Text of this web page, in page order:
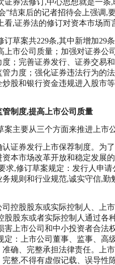
券法修订,中心思想就是一条
”结束后的记者招待会上强调,
看,证券法的修订对资本市场而
草案共229条,其中新增加29
上市公司质量；加强对证券公
度；完善证券发行、证券交易
力度；强化证券违法行为的
炒股和银行资金违规进入股市
制度,提高上市公司质量
主要从三个方面来推进上市
证券发行上市保荐制度。为
资本市场改革开放和稳定发展
求,修订草案规定：发行人申
规则和行业规范,诚实守信,
控股股东或实际控制人、上
股股东或者实际控制人通过各
害上市公司和中小投资者合法
定：上市公司董事、监事、高
确、完整承担法律责任。上
整,不得有虚假记载、误导性